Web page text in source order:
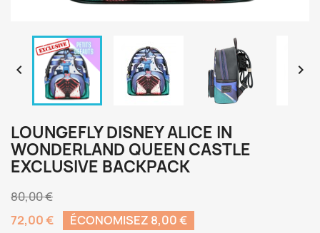
 
LOUNGEFLY DISNEY ALICE IN
WONDERLAND QUEEN CASTLE
EXCLUSIVE BACKPACK
80,00 €
72,00 €
ÉCONOMISEZ 8,00 €